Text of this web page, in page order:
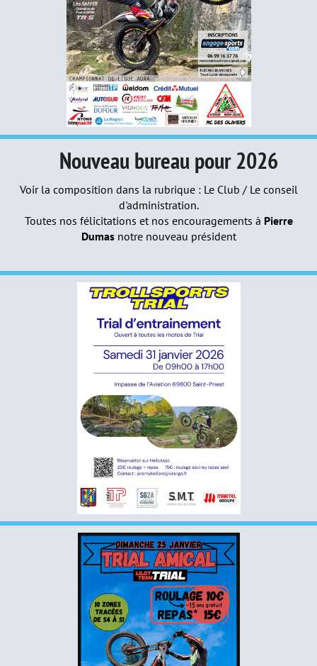
Nouveau bureau pour 2026
Voir la composition dans la rubrique : Le Club / Le conseil
d'administration.
Toutes nos félicitations et nos encouragements à Pierre
Dumasnotre nouveau président